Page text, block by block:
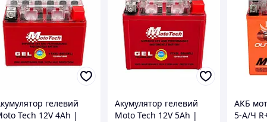
гелевий
Tech 12V 4Ah |
Акумулятор гелевий
Moto Tech 12V 5Ah |
АКБ
5-А/Ч